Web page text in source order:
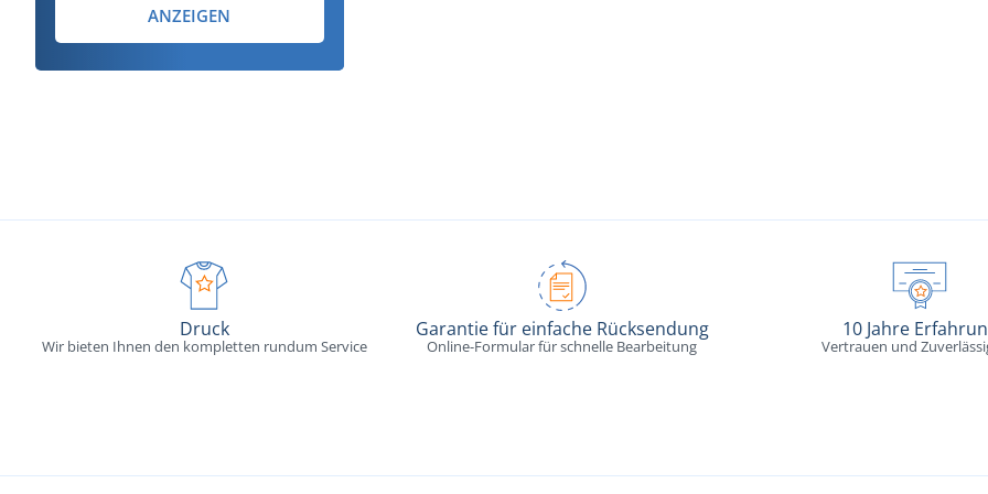
ANZEIGEN
Druck
Wir bieten Ihnen den kompletten rundum Service
Garantie für einfache Rücksendung
Online-Formular für schnelle Bearbeitung
10 Jahre
Vertrauen und